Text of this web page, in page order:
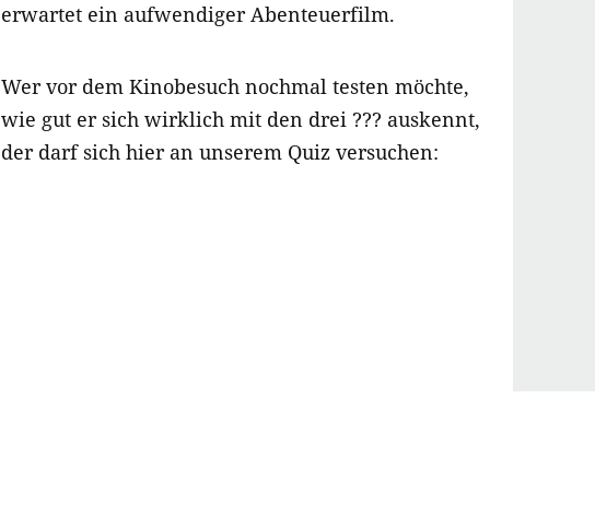
erwartet ein aufwendiger Abenteuerfilm.
Wer vor dem Kinobesuch nochmal testen möchte,
wie gut er sich wirklich mit den drei ??? auskennt,
der darf sich hier an unserem Quiz versuchen: